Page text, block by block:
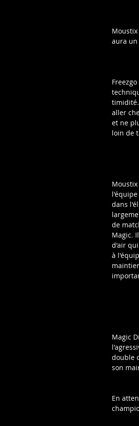
aura un
aller
et ne
loin de
dans
de
Magic.
d'air
à
Magic
double
son
En